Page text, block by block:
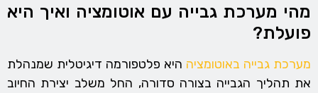
מהי מערכת גבייה עם אוטומציה ואיך היא
פועלת?
מערכת גבייה באוטומציה היא פלטפורמה דיגיטלית שמנהלת
את תהליך הגבייה בצורה סדורה, החל משלב יצירת החיוב